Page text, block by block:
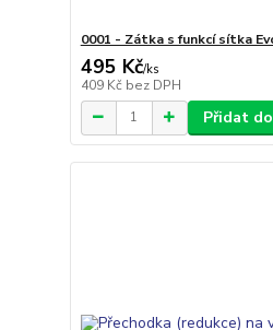
0001 - Zátka s funkcí sítka
495 Kč/ks
409 Kč bez DPH
Přidat